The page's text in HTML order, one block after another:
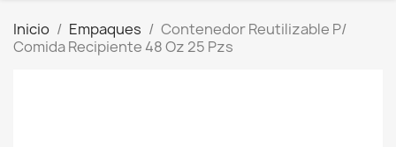
Inicio Empaques
Contenedor Reutilizable P/
Comida Recipiente 48 Oz 25 Pzs